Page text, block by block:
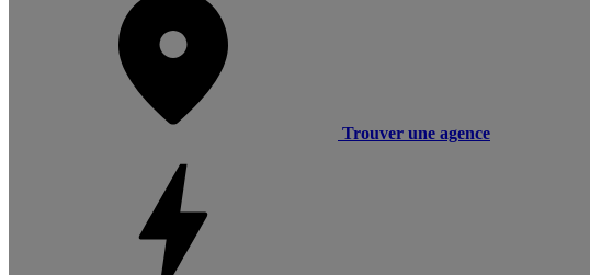
Trouver une agence